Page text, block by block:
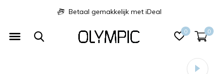
0 0
Betaal gemakkelijk met iDeal